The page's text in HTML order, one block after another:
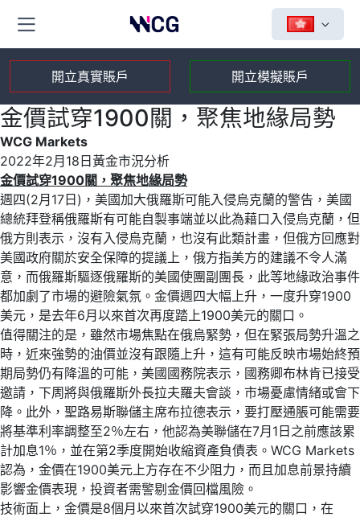
開立真實賬戶 開立模擬賬戶
金價試穿1900關，聚焦地緣局勢
WCG Markets
2022年2月18日黃金市況分析
金價試穿1900關，聚焦地緣局勢
週四(2月17日)，美國加大俄羅斯可能入侵烏克蘭的警告，美國
總統拜登稱俄羅斯有可能自製事端並以此為藉口入侵烏克蘭，但
俄方則表示，沒有入侵烏克蘭，也沒有此類計畫，但俄方回應對
美國政府關於安全保障的提議上，俄方指美方的建議不令人滿
意，而俄羅斯驅逐俄羅斯的美國使團副團長，此等地緣政治事件
都加劇了市場的避險氣氛。金價週四大幅上升，一度升穿1900
美元，是去年6月以來首次再度踏上1900美元的關口。
值得關注的是，雖然市場焦點在俄烏緊勢，但在緊張局勢升溫之
時，近來強勢的油價並沒有跟隨上升，這有可能反映市場始終預
期局勢仍有降溫的可能，美國國務院表示，國務卿布林肯已接受
邀請，下周將與俄羅斯外長拉夫羅夫會談，市場憂慮情緒或會下
降。此外，聖路易斯聯儲主席布拉德表示，要打壓通脹可能需要
將基準利率調整至2％左右，他認為美聯儲在7月1日之前應該累
計加息1％，並在第2季度開始收縮資產負債表。WCG Markets
認為，金價在1900美元上方存在不少阻力，而且加息前景持續
影響金價表現，投資者需警剔金價回檔風險。
技術面上，金價是8個月以來首次試穿1900美元的關口，在